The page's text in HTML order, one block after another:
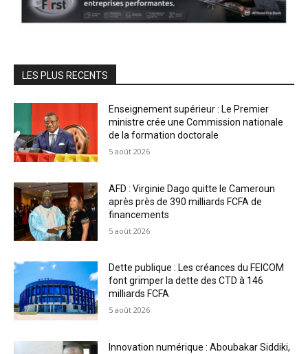
LES PLUS RECENTS
Enseignement supérieur : Le Premier
ministre crée une Commission nationale
de la formation doctorale
5 août 2026
AFD : Virginie Dago quitte le Cameroun
après près de 390 milliards FCFA de
financements
5 août 2026
Dette publique : Les créances du FEICOM
font grimper la dette des CTD à 146
milliards FCFA
5 août 2026
Innovation numérique : Aboubakar Siddiki,